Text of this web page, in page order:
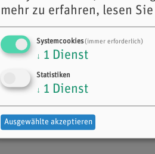
mehr zu erfahren, lesen
Systemcookies(immer erforderlich)
↓ 1 Dienst
Statistiken
↓ 1 Dienst
Ausgewählte akzeptieren